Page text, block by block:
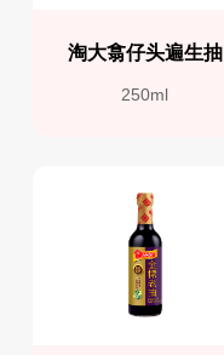
淘大翕仔头遍生抽
250ml